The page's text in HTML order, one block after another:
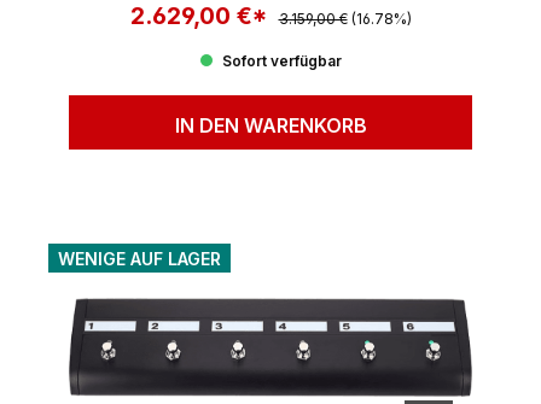
Verkaufspreis:
2.629,00 €* Regulärer Preis:
3.159,00 € (16.78%)
Sofort verfügbar
IN DEN WARENKORB
WENIGE AUF LAGER